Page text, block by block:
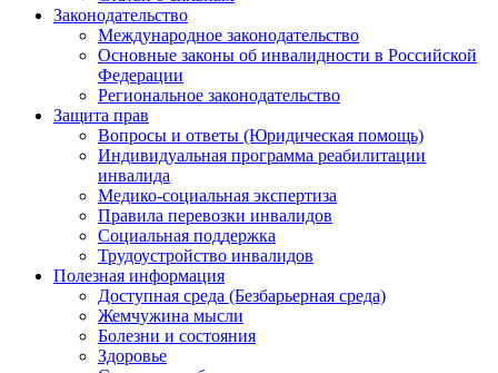
Законодательство
Международное законодательство
Основные законы об инвалидности в Российской
Федерации
Региональное законодательство
Защита прав
Вопросы и ответы (Юридическая помощь)
Индивидуальная программа реабилитации
инвалида
Медико-социальная экспертиза
Правила перевозки инвалидов
Социальная поддержка
Трудоустройство инвалидов
Полезная информация
Доступная среда (Безбарьерная среда)
Жемчужина мысли
Болезни и состояния
Здоровье